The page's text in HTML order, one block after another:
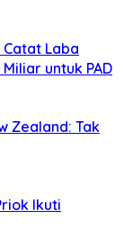
Laba
untuk PAD
Zealand: Tak
Ikuti